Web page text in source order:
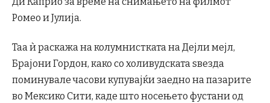
Ромео и Јулија.
Таа ѝ раскажа на колумнистката на Дејли мејл,
Брајони Гордон, како со холивудската ѕвезда
поминувале часови купувајќи заедно на пазарите
во Мексико Сити, каде што носењето фустани од